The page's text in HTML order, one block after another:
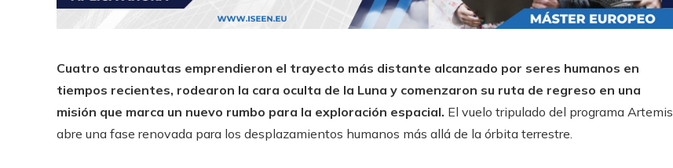
Cuatro astronautas emprendieron el trayecto más distante alcanzado por seres humanos en
tiempos recientes, rodearon la cara oculta de la Luna y comenzaron su ruta de regreso en una
misión que marca un nuevo rumbo para la exploración espacial. El vuelo tripulado del programa Artemis
abre una fase renovada para los desplazamientos humanos más allá de la órbita terrestre.